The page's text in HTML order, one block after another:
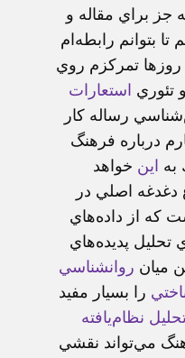
جز براي مقاله و
بتوانم رابطه‌ام
روزها تمركزم روي
و تئوري استعارات
رساله كار
درباره فرهنگ
به اين خواهد
اصلي در
كه از داده‌هاي
تحليل پديده‌هاي
ميان روانشناسي
را بسيار مفيد
نظام‌يافته
مي‌تواند نقشي